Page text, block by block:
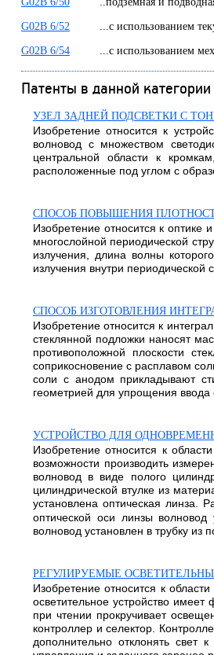
G02B 6/52 ...с использованием
G02B 6/54 ...с использованием
Патенты в данной категории
УЗЕЛ ЗАДНЕЙ ПОДСВЕТКИ С
Изобретение относится к
волновод с множеством
центральной области к
расположенные под углом с
СПОСОБ ПОВЫШЕНИЯ
Изобретение относится к
многослойной периодической
излучения, длина волны
излучения внутри
СПОСОБ ИЗГОТОВЛЕНИЯ
Изобретение относится к
стеклянной подложки наносят
противоположной плоскости
соприкосновение с расплавом
соли с анодом прикладывают
геометрией для упрощения ввода
УСТРОЙСТВО ДЛЯ
Изобретение относится к
возможности производить
волновод в виде полого
цилиндрической втулке из
установлена оптическая линза.
оптической оси линзы
волновод установлен в трубку из
РЕГУЛИРУЕМЫЕ
Изобретение относится к
осветительное устройство
при чтении прокручивает
контроллер и селектор.
дополнительно отклонять свет